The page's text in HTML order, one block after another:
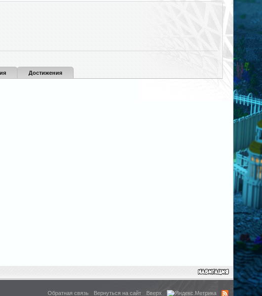
Достижения
Обратная связь Вернуться на сайт Вверх